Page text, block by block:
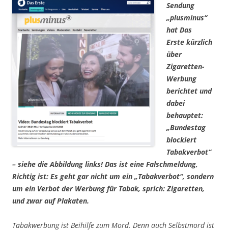
Sendung
„plusminus“
hat Das
Erste kürzlich
über
Zigaretten-
Werbung
berichtet und
dabei
behauptet:
„Bundestag
blockiert
Tabakverbot“
– siehe die Abbildung links! Das ist eine Falschmeldung,
Richtig ist: Es geht gar nicht um ein „Tabakverbot“, sondern
um ein Verbot der Werbung für Tabak, sprich: Zigaretten,
und zwar auf Plakaten.
Tabakwerbung ist Beihilfe zum Mord. Denn auch Selbstmord ist